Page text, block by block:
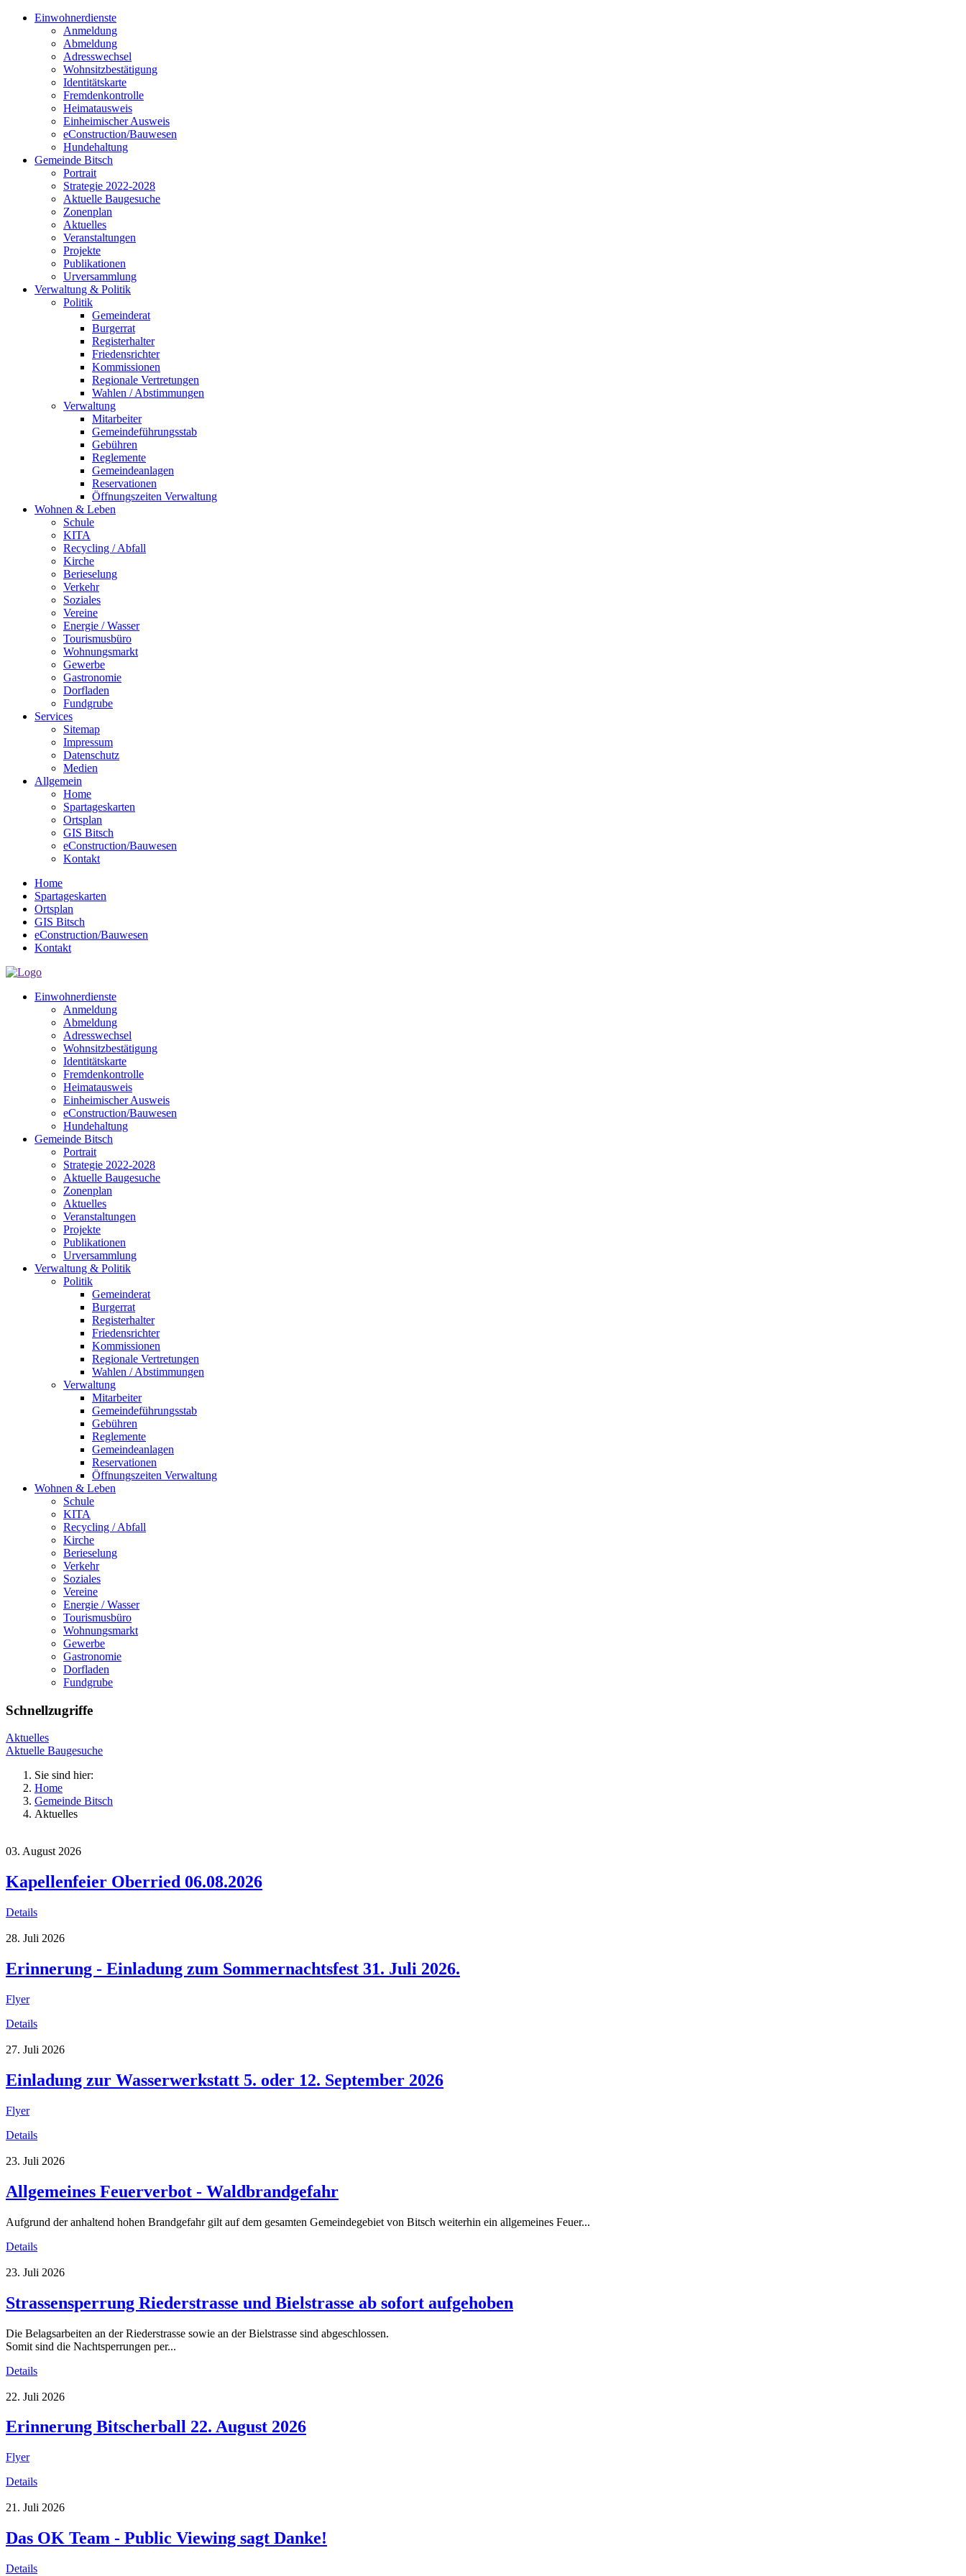
Einwohnerdienste
Anmeldung
Abmeldung
Adresswechsel
Wohnsitzbestätigung
Identitätskarte
Fremdenkontrolle
Heimatausweis
Einheimischer Ausweis
eConstruction/Bauwesen
Hundehaltung
Gemeinde Bitsch
Portrait
Strategie 2022-2028
Aktuelle Baugesuche
Zonenplan
Aktuelles
Veranstaltungen
Projekte
Publikationen
Urversammlung
Verwaltung & Politik
Politik
Gemeinderat
Burgerrat
Registerhalter
Friedensrichter
Kommissionen
Regionale Vertretungen
Wahlen / Abstimmungen
Verwaltung
Mitarbeiter
Gemeindeführungsstab
Gebühren
Reglemente
Gemeindeanlagen
Reservationen
Öffnungszeiten Verwaltung
Wohnen & Leben
Schule
KITA
Recycling / Abfall
Kirche
Berieselung
Verkehr
Soziales
Vereine
Energie / Wasser
Tourismusbüro
Wohnungsmarkt
Gewerbe
Gastronomie
Dorfladen
Fundgrube
Services
Sitemap
Impressum
Datenschutz
Medien
Allgemein
Home
Spartageskarten
Ortsplan
GIS Bitsch
eConstruction/Bauwesen
Kontakt
Home
Spartageskarten
Ortsplan
GIS Bitsch
eConstruction/Bauwesen
Kontakt
Einwohnerdienste
Anmeldung
Abmeldung
Adresswechsel
Wohnsitzbestätigung
Identitätskarte
Fremdenkontrolle
Heimatausweis
Einheimischer Ausweis
eConstruction/Bauwesen
Hundehaltung
Gemeinde Bitsch
Portrait
Strategie 2022-2028
Aktuelle Baugesuche
Zonenplan
Aktuelles
Veranstaltungen
Projekte
Publikationen
Urversammlung
Verwaltung & Politik
Politik
Gemeinderat
Burgerrat
Registerhalter
Friedensrichter
Kommissionen
Regionale Vertretungen
Wahlen / Abstimmungen
Verwaltung
Mitarbeiter
Gemeindeführungsstab
Gebühren
Reglemente
Gemeindeanlagen
Reservationen
Öffnungszeiten Verwaltung
Wohnen & Leben
Schule
KITA
Recycling / Abfall
Kirche
Berieselung
Verkehr
Soziales
Vereine
Energie / Wasser
Tourismusbüro
Wohnungsmarkt
Gewerbe
Gastronomie
Dorfladen
Fundgrube
Schnellzugriffe
Aktuelles
Aktuelle Baugesuche
Sie sind hier:
Home
Gemeinde Bitsch
Aktuelles
03. August 2026
Kapellenfeier Oberried 06.08.2026
Details
28. Juli 2026
Erinnerung - Einladung zum Sommernachtsfest 31. Juli 2026.
Flyer
Details
27. Juli 2026
Einladung zur Wasserwerkstatt 5. oder 12. September 2026
Flyer
Details
23. Juli 2026
Allgemeines Feuerverbot - Waldbrandgefahr
Aufgrund der anhaltend hohen Brandgefahr gilt auf dem gesamten Gemeindegebiet von Bitsch weiterhin ein allgemeines Feuer...
Details
23. Juli 2026
Strassensperrung Riederstrasse und Bielstrasse ab sofort aufgehoben
Die Belagsarbeiten an der Riederstrasse sowie an der Bielstrasse sind abgeschlossen.
Somit sind die Nachtsperrungen per...
Details
22. Juli 2026
Erinnerung Bitscherball 22. August 2026
Flyer
Details
21. Juli 2026
Das OK Team - Public Viewing sagt Danke!
Details